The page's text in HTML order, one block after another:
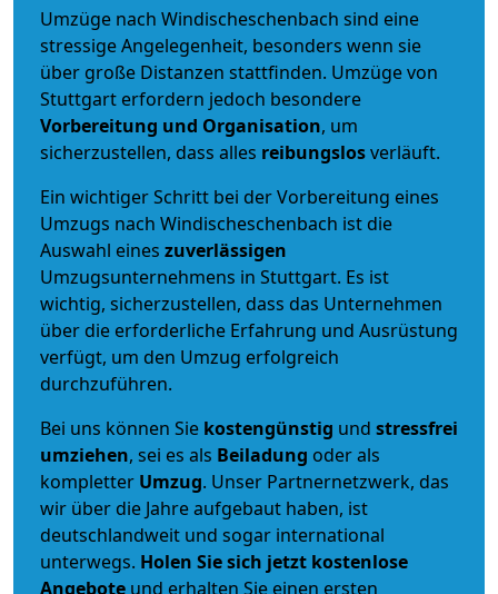
Umzüge nach Windischeschenbach sind eine
stressige Angelegenheit, besonders wenn sie
über große Distanzen stattfinden. Umzüge von
Stuttgart erfordern jedoch besondere
Vorbereitung und Organisation, um
sicherzustellen, dass alles reibungslosverläuft.
Ein wichtiger Schritt bei der Vorbereitung eines
Umzugs nach Windischeschenbach ist die
Auswahl eines zuverlässigen
Umzugsunternehmens in Stuttgart. Es ist
wichtig, sicherzustellen, dass das Unternehmen
über die erforderliche Erfahrung und Ausrüstung
verfügt, um den Umzug erfolgreich
durchzuführen.
Bei uns können Sie kostengünstig und stressfrei
umziehen, sei es als Beiladung oder als
kompletter Umzug. Unser Partnernetzwerk, das
wir über die Jahre aufgebaut haben, ist
deutschlandweit und sogar international
unterwegs. Holen Sie sich jetzt kostenlose
Angebote und erhalten Sie einen ersten